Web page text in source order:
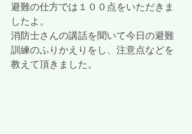
避難の仕方では１００点をいただきま
したよ。
消防士さんの講話を聞いて今日の避難
訓練のふりかえりをし、注意点などを
教えて頂きました。